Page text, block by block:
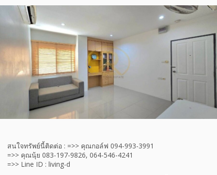
สนใจทรัพย์นี้ติดต่อ : =>> คุณกอล์ฟ 094-993-3991
=>> คุณนุ้ย 083-197-9826, 064-546-4241
=>> Line ID : living-d